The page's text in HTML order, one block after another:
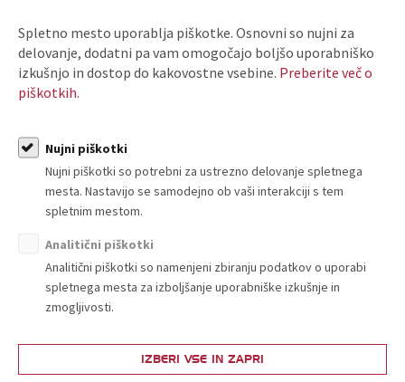
O nas
Kdo smo in kako do nas?
Strokovne komisije in sekcije
Poslanstvo, vrednote, vizija
Principi in področja delovanja
Naloge
Ključni dokumenti
Zaposlitev
Politika zasebnosti
Kodeks za zmanjšanje prodaje plastičnih nosilnih vrečk
Spletno mesto uporablja piškotke. Osnovni so nujni za
delovanje, dodatni pa vam omogočajo boljšo uporabniško
izkušnjo in dostop do kakovostne vsebine. Preberite več o
piškotkih.
Nujni piškotki
Nujni piškotki so potrebni za ustrezno delovanje spletnega
mesta. Nastavijo se samodejno ob vaši interakciji s tem
spletnim mestom.
Analitični piškotki
Analitični piškotki so namenjeni zbiranju podatkov o uporabi
spletnega mesta za izboljšanje uporabniške izkušnje in
zmogljivosti.
IZBERI VSE IN ZAPRI